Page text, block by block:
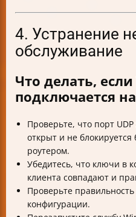
4. Устранение
обслуживание
Что делать,
подключается
Проверьте, что порт
открыт и не
роутером.
Убедитесь, что ключи в
клиента совпадают и
Проверьте
конфигурации.